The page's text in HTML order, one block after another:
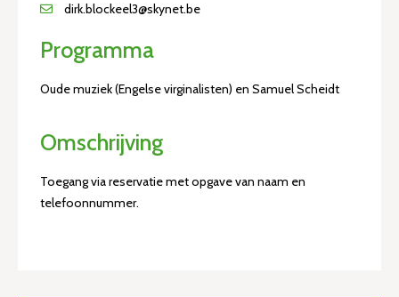
dirk.blockeel3@skynet.be
Programma
Oude muziek (Engelse virginalisten) en Samuel Scheidt
Omschrijving
Toegang via reservatie met opgave van naam en
telefoonnummer.